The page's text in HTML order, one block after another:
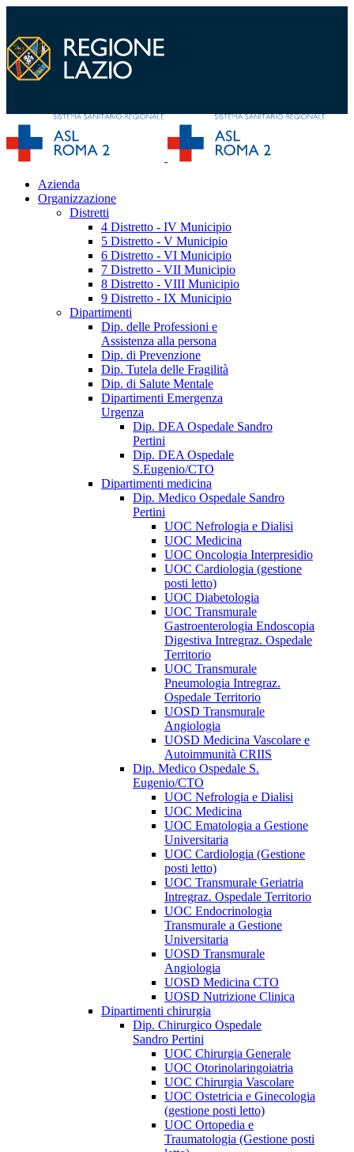
Azienda
Organizzazione
Distretti
4 Distretto - IV Municipio
5 Distretto - V Municipio
6 Distretto - VI Municipio
7 Distretto - VII Municipio
8 Distretto - VIII Municipio
9 Distretto - IX Municipio
Dipartimenti
Dip. delle Professioni e
Assistenza alla persona
Dip. di Prevenzione
Dip. Tutela delle Fragilità
Dip. di Salute Mentale
Dipartimenti Emergenza
Urgenza
Dip. DEA Ospedale Sandro
Pertini
Dip. DEA Ospedale
S.Eugenio/CTO
Dipartimenti medicina
Dip. Medico Ospedale Sandro
Pertini
UOC Nefrologia e Dialisi
UOC Medicina
UOC Oncologia Interpresidio
UOC Cardiologia (gestione
posti letto)
UOC Diabetologia
UOC Transmurale
Gastroenterologia Endoscopia
Digestiva Intregraz. Ospedale
Territorio
UOC Transmurale
Pneumologia Intregraz.
Ospedale Territorio
UOSD Transmurale
Angiologia
UOSD Medicina Vascolare e
Autoimmunità CRIIS
Dip. Medico Ospedale S.
Eugenio/CTO
UOC Nefrologia e Dialisi
UOC Medicina
UOC Ematologia a Gestione
Universitaria
UOC Cardiologia (Gestione
posti letto)
UOC Transmurale Geriatria
Intregraz. Ospedale Territorio
UOC Endocrinologia
Transmurale a Gestione
Universitaria
UOSD Transmurale
Angiologia
UOSD Medicina CTO
UOSD Nutrizione Clinica
Dipartimenti chirurgia
Dip. Chirurgico Ospedale
Sandro Pertini
UOC Chirurgia Generale
UOC Otorinolaringoiatria
UOC Chirurgia Vascolare
UOC Ostetricia e Ginecologia
(gestione posti letto)
UOC Ortopedia e
Traumatologia (Gestione posti